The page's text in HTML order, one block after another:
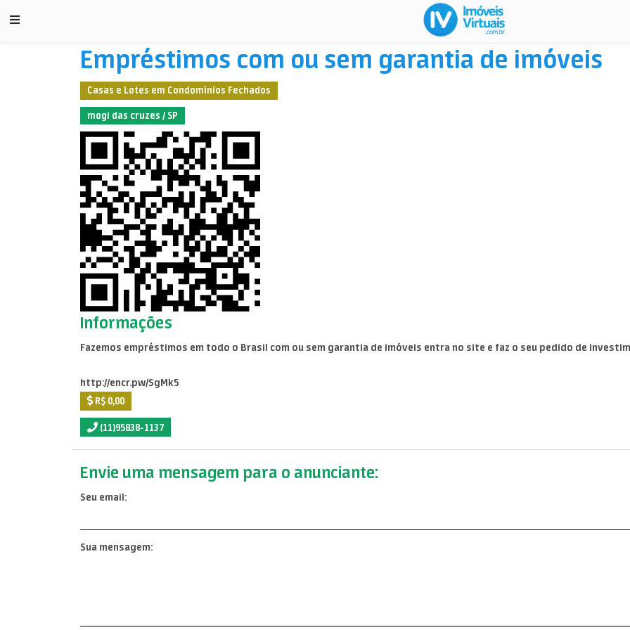
Empréstimos com ou sem garantia de imóveis
Casas e Lotes em Condomínios Fechados
mogi das cruzes / SP
Informações
Fazemos empréstimos em todo o Brasil com ou sem garantia de imóveis entra no site e faz o seu pedido de
http://encr.pw/SgMk5
R$ 0,00
(11)95838-1137
Envie uma mensagem para o anunciante:
Seu email:
Sua mensagem: